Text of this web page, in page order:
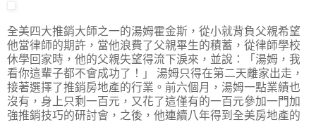
全美四大推銷大師之一的湯姆霍金斯，從小就背負父親希望
他當律師的期許，當他浪費了父親畢生的積蓄，從律師學校
休學回家時，他的父親失望得流下淚來，並說：「湯姆，我
看你這輩子都不會成功了！」 湯姆只得在第二天離家出走，
接著選擇了推銷房地產的行業。前六個月，湯姆一點業績也
沒有，身上只剩一百元，又花了這僅有的一百元參加一門加
強推銷技巧的研討會，之後，他連續八年得到全美房地產的